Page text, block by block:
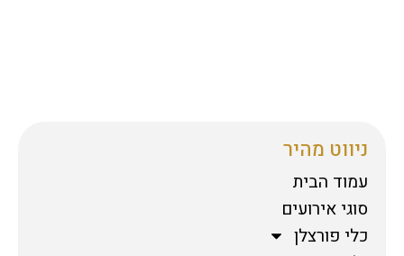
ניווט מהיר
עמוד הבית
סוגי אירועים
כלי פורצלן